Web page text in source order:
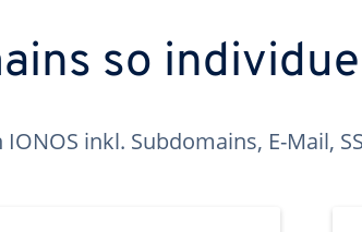
so
inkl. Subdomains, E-Mail,